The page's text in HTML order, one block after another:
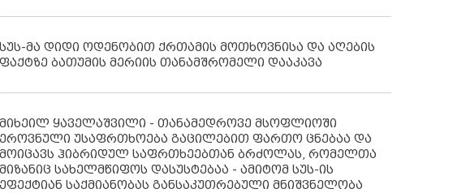
სუს-მა დიდი ოდენობით ქრთამის მოთხოვნისა და აღების
ფაქტზე ბათუმის მერიის თანამშრომელი დააკავა
მიხეილ ყაველაშვილი - თანამედროვე მსოფლიოში
ეროვნული უსაფრთხოება გაცილებით ფართო ცნებაა და
მოიცავს ჰიბრიდულ საფრთხეებთან ბრძოლას, რომელთა
მიზანიც სახელმწიფოს დასუსტებაა - ამიტომ სუს-ის
ეფექტიან საქმიანობას განსაკუთრებული მნიშვნელობა